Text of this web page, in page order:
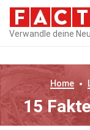
Verwandle deine
Home
15